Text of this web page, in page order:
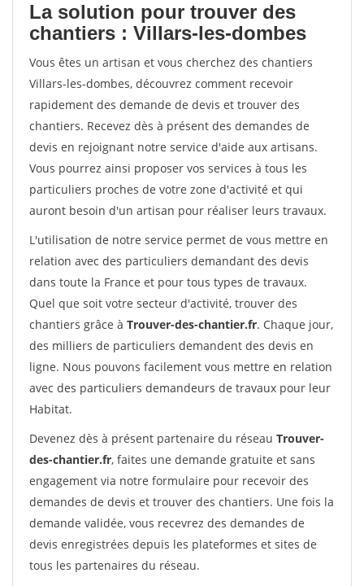
La solution pour trouver des
chantiers : Villars-les-dombes
Vous êtes un artisan et vous cherchez des chantiers
Villars-les-dombes, découvrez comment recevoir
rapidement des demande de devis et trouver des
chantiers. Recevez dès à présent des demandes de
devis en rejoignant notre service d'aide aux artisans.
Vous pourrez ainsi proposer vos services à tous les
particuliers proches de votre zone d'activité et qui
auront besoin d'un artisan pour réaliser leurs travaux.
L'utilisation de notre service permet de vous mettre en
relation avec des particuliers demandant des devis
dans toute la France et pour tous types de travaux.
Quel que soit votre secteur d'activité, trouver des
chantiers grâce à Trouver-des-chantier.fr. Chaque jour,
des milliers de particuliers demandent des devis en
ligne. Nous pouvons facilement vous mettre en relation
avec des particuliers demandeurs de travaux pour leur
Habitat.
Devenez dès à présent partenaire du réseau Trouver-
des-chantier.fr, faites une demande gratuite et sans
engagement via notre formulaire pour recevoir des
demandes de devis et trouver des chantiers. Une fois la
demande validée, vous recevrez des demandes de
devis enregistrées depuis les plateformes et sites de
tous les partenaires du réseau.